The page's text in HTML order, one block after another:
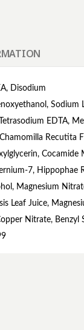
Disodium
Sodium
EDTA,
Recutita
Cocamide
7, Hippophae
Magnesium
Leaf Juice,
Nitrate, Benzyl